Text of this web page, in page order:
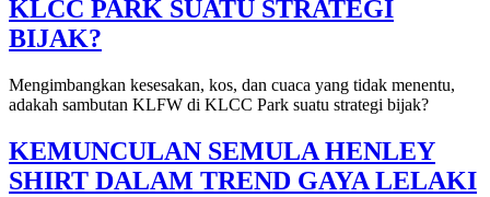
KLCC PARK SUATU STRATEGI
BIJAK?
Mengimbangkan kesesakan, kos, dan cuaca yang tidak menentu,
adakah sambutan KLFW di KLCC Park suatu strategi bijak?
KEMUNCULAN SEMULA HENLEY
SHIRT DALAM TREND GAYA LELAKI